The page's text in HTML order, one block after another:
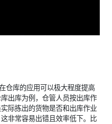
仓库的应用可以极大程度提高
出库为例，仓管人员按出库作
际拣出的货物是否和出库作业
非常容易出错且效率低下。比